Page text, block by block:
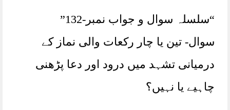
“سلسلہ سوال و جواب نمبر-132”
سوال- تین یا چار رکعات والی نماز کے
درمیانی تشہد میں درود اور دعا پڑھنی
چاہیے یا نہیں؟